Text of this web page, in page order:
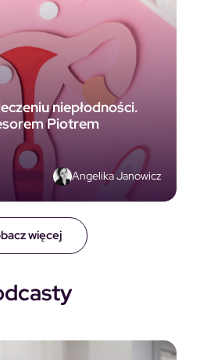
więcej
niepłodności.
Piotrem
Angelika Janowicz